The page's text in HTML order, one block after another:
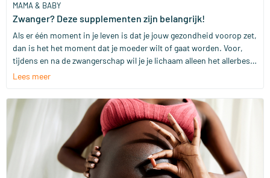
MAMA & BABY
Zwanger? Deze supplementen zijn belangrijk!
Als er één moment in je leven is dat je jouw gezondheid voorop zet,
dan is het het moment dat je moeder wilt of gaat worden. Voor,
tijdens en na de zwangerschap wil je je lichaam alleen het allerbeste
geven en de kans is groot dat je extra kritisch bent op wat je
bouwen en kan daarvoor wel wat extra’s gebruiken. In deze blog
delen we de essentiële supplementen die je nodig hebt voor,
tijdens én na de zwangerschap.
Lees meer